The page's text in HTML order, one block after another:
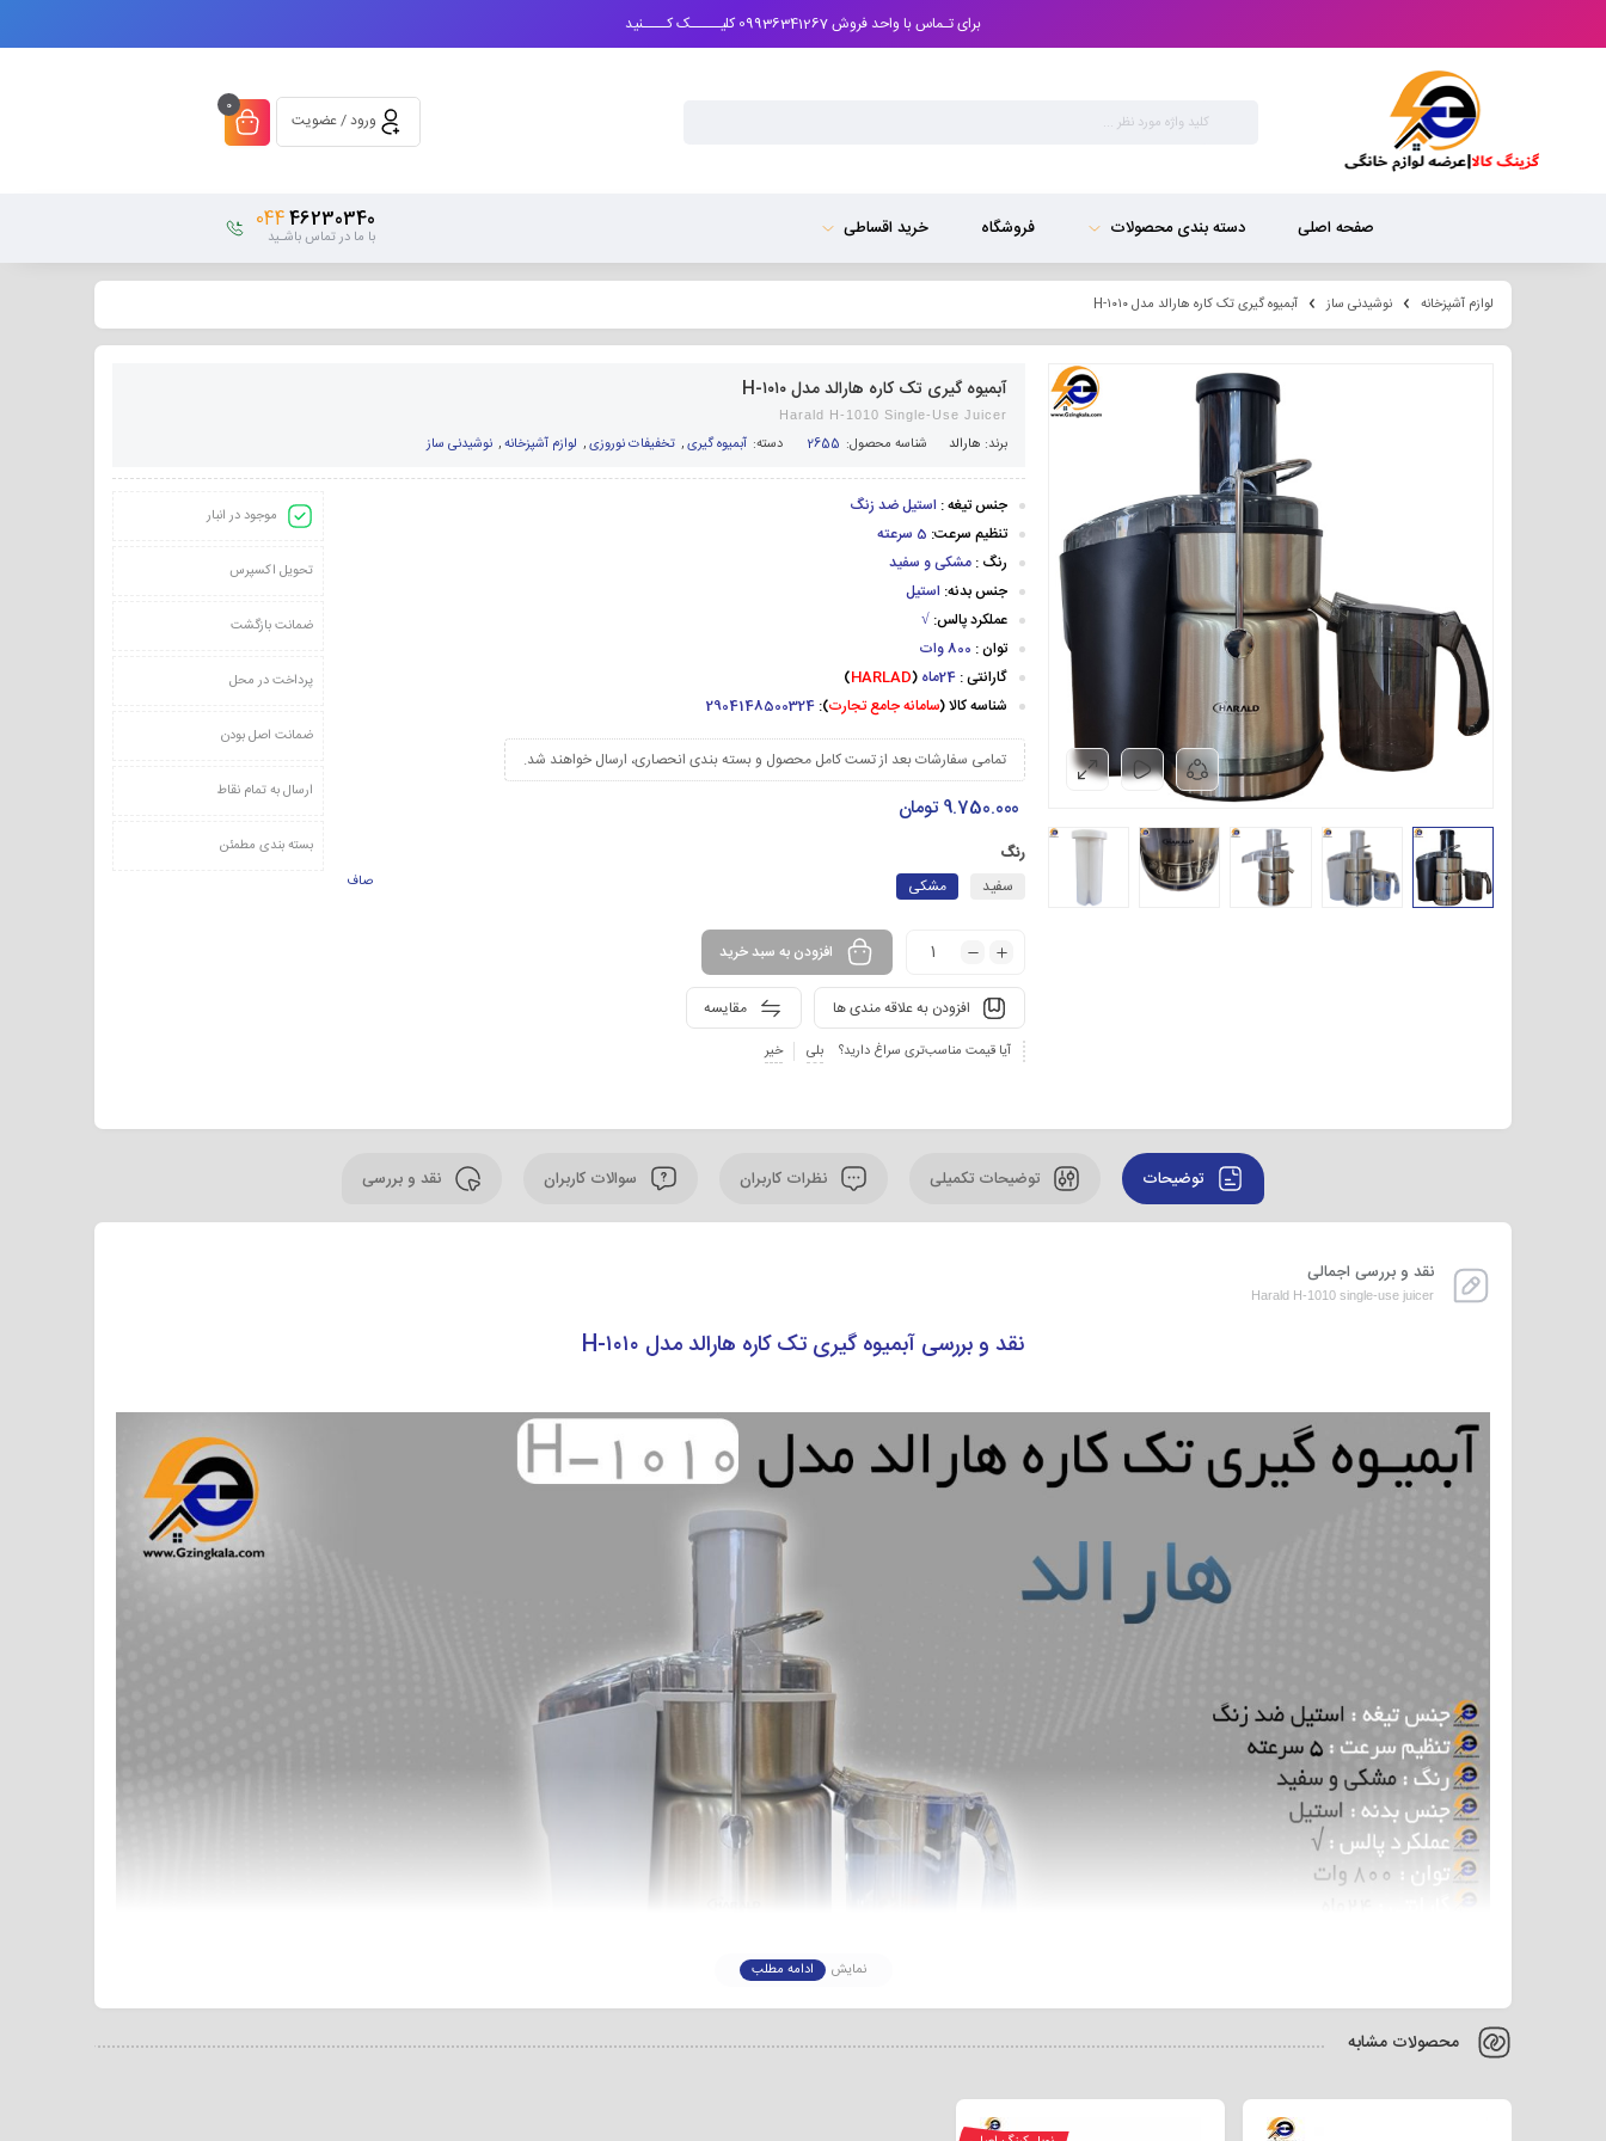
برای تـماس با واحد فروش 09936341267 کلیـــــک کــــنید
ورود / عضویت
0
صفحه اصلی دسته بندی محصولات فروشگاه خرید اقساطی 46230340
044
با ما در تماس باشـید
لوازم آشپزخانه نوشیدنی ساز آبمیوه گیری تک کاره هارالد مدل H-۱۰۱۰
آبمیوه گیری تک کاره هارالد مدل H-۱۰۱۰
Harald H-1010 Single-Use Juicer
برند: هارالد شناسه محصول: 2655 دسته: آبمیوه گیری, تخفیفات نوروزی, لوازم آشپزخانه, نوشیدنی ساز
جنس تیغه : استیل ضد زنگ
تنظیم سرعت: 5 سرعته
رنگ : مشکی و سفید
جنس بدنه: استیل
عملکرد پالس: √
توان : 800 وات
گارانتی : 24ماه (
HARLAD
)
شناسه کالا (سامانه جامع تجارت):
2904148500324
تمامی سفارشات بعد از تست کامل محصول و بسته بندی انحصاری، ارسال خواهند شد.
9.750.000 تومان
رنگ
سفید
مشکی صاف
افزودن به سبد خرید
مقایسه افزودن به علاقه مندی ها
آیا قیمت مناسب‌تری سراغ دارید؟ بلی خیر
موجود در انبار
تحویل اکسپرس
ضمانت بازگشت
پرداخت در محل
ضمانت اصل بودن
ارسال به تمام نقاط
بسته بندی مطمئن
توضیحات توضیحات تکمیلی نظرات کاربران سوالات کاربران نقد و بررسی
نقد و بررسی اجمالی
Harald H-1010 single-use juicer
نقد و بررسی آبمیوه گیری تک کاره هارالد مدل H-۱۰۱۰
شود. برند هارالد یک برند ایرانی است که طی چند سال اخیر به عرصه تولید لوازم خانگی پا نهاده است. این برند با عرضه بهترین و با کیفیت ترین محصولات در طی همین چند سال فعالیت، برتری خود را ثابت کرده
نمایش ادامه مطلب
محصولات مشابه